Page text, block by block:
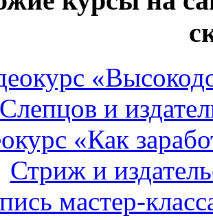
Слепцов и
«Как
Стриж и
мастер-